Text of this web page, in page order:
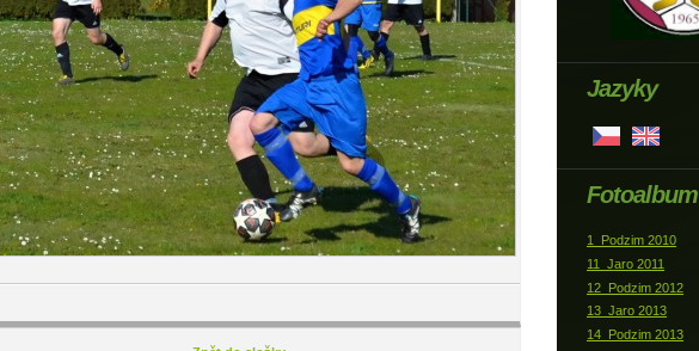
Jazyky
Fotoalbum
1_Podzim 2010
11_Jaro 2011
12_Podzim 2012
13_Jaro 2013
14_Podzim 2013